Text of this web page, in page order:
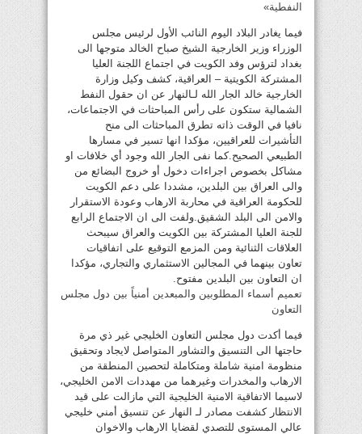
النفطية»
فيما يغادر البلاد اليوم النائب الأول لرئيس مجلس
الوزراء وزير الخارجية الشيخ صباح الخالد متوجها الى
بغداد لترؤس وفد الكويت في اجتماع اللجنة العليا
المشتركة الكويتية – العراقية، كشف وكيل وزارة
الخارجية خالد الجار الله لـالنهار عن ان حقول النفط
الشمالية ستكون على رأس المباحثات في الاجتماعات،
نافيا في الوقت ذاته تطرق المباحثات الى منح
التأشيرات للعراقيين، مؤكدا انها تسير في مسارها
الطبيعي الصحيح.كما نفى الجار الله وجود أي خلافات او
مشاكل بخصوص اجراءات دخول أو خروج البضائع من
والى العراق بين البلدين، مشددا على دعم الكويت
للحكومة العراقية في محاربة الارهاب وعودة الاستقرار
والامن الى البلد الشقيق.ولفت الى ان الاجتماع الرابع
للجنة العليا المشتركة بين الكويت والعراق سيبحث
العلاقات الثنائية ومن المزمع التوقيع على اتفاقيات
تعاون بينهما في المجالين الاستثماري والتجاري، مؤكدا
ان التعاون بين البلدين مفتوح.
تعميم أسماء المطلوبين والمبعدين أمنياً بين دول مجلس
التعاون
فيما أكدت دول مجلس التعاون الخليجي غير ذي مرة
حاجتها الى التنسيق والتشاور المتواصل لايجاد وتحقيق
منظومة امنية شاملة ومتكاملة لتحصين المنطقة من
الارهاب والمخدرات وغيرهما من مهددات الامن الخليجي،
لاسيما الاتفاقية الامنية الخليجية التي مازالت على قيد
الانتظار كشفت مصادر لـ النهار عن تنسيق أمني خليجي
عالي المستوى للتصدي لقضايا الارهاب والاخوان